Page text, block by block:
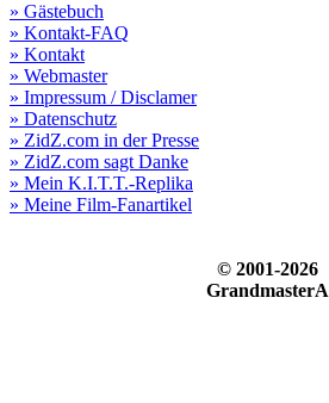
» Gästebuch
» Kontakt-FAQ
» Kontakt
» Webmaster
» Impressum / Disclamer
» Datenschutz
» ZidZ.com in der Presse
» ZidZ.com sagt Danke
» Mein K.I.T.T.-Replika
» Meine Film-Fanartikel
© 2001-2026
GrandmasterA